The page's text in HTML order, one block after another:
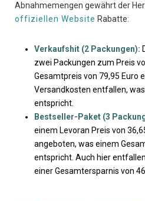
Abnahmemengen gewährt der
offiziellen Website Rabatte:
Verkaufshit (2 Packungen):
zwei Packungen zum Preis
Gesamtpreis von 79,95 Euro
Versandkosten entfallen,
entspricht.
Bestseller-Paket (3
einem Levoran Preis von
angeboten, was einem
entspricht. Auch hier
einer Gesamtersparnis von